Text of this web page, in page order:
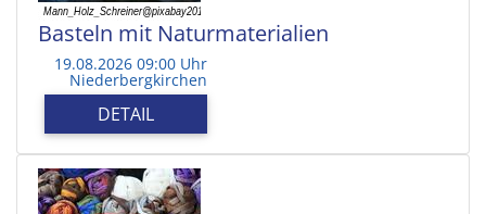
Basteln mit Naturmaterialien
19.08.2026 09:00 Uhr
Niederbergkirchen
DETAIL